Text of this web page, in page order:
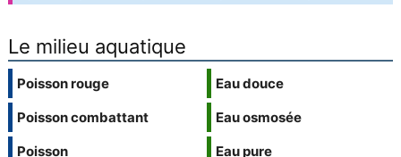
Le milieu aquatique
Poisson rouge
Poisson combattant
Poisson
Eau douce
Eau osmosée
Eau pure